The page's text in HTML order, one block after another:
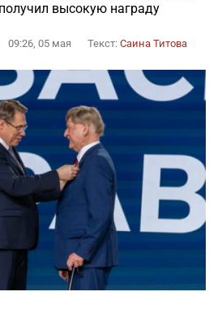
высокую награду
09:26, 05 мая Текст: Саина Титова